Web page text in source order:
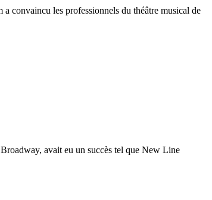
convaincu les professionnels du théâtre musical de
avait eu un succès tel que New Line